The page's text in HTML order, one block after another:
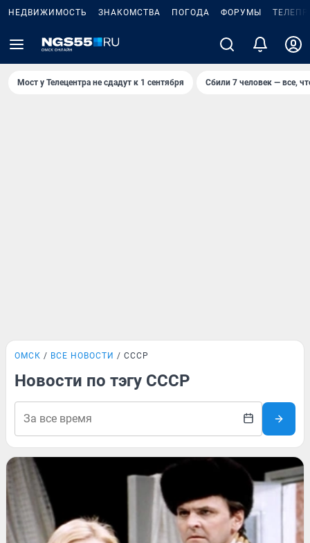
НЕДВИЖИМОСТЬ ЗНАКОМСТВА ПОГОДА ФОРУМЫ
Мост у Телецентра не сдадут к 1 сентября Сбили 7 человек — все,
ОМСК ВСЕ НОВОСТИ СССР
Новости по тэгу СССР